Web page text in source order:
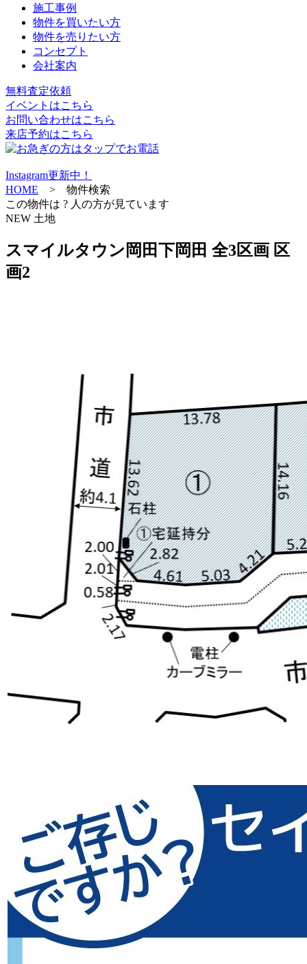
施工事例
物件を買いたい方
物件を売りたい方
コンセプト
会社案内
無料査定依頼
イベントはこちら
お問い合わせはこちら
来店予約はこちら
Instagram更新中！
HOME > 物件検索
この物件は ? 人の方が見ています
NEW 土地
スマイルタウン岡田下岡田 全3区画 区
画2